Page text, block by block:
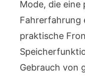
Mode, die eine
Fahrerfahrung
praktische
Gebrauch von